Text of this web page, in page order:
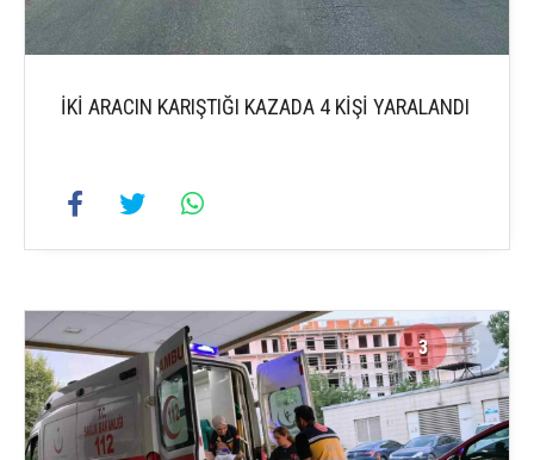
İKİ ARACIN KARIŞTIĞI KAZADA 4 KİŞİ YARALANDI
3 3